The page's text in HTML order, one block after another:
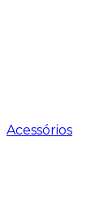
Acessórios